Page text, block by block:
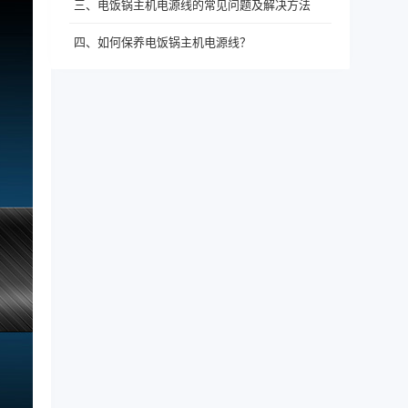
三、电饭锅主机电源线的常见问题及解决方法
四、如何保养电饭锅主机电源线？